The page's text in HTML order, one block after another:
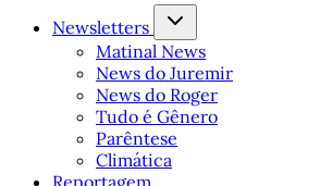
Newsletters
Matinal News
News do Juremir
News do Roger
Tudo é Gênero
Parêntese
Climática
Reportagem